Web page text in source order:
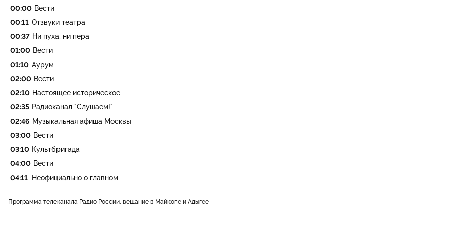
00:00 Вести
00:11 Отзвуки театра
00:37 Ни пуха, ни пера
01:00 Вести
01:10 Аурум
02:00 Вести
02:10 Настоящее историческое
02:35 Радиоканал "Слушаем!"
02:46 Музыкальная афиша Москвы
03:00 Вести
03:10 Культбригада
04:00 Вести
04:11
Неофициально о главном
Программа телеканала Радио России, вещание в Майкопе и Адыгее